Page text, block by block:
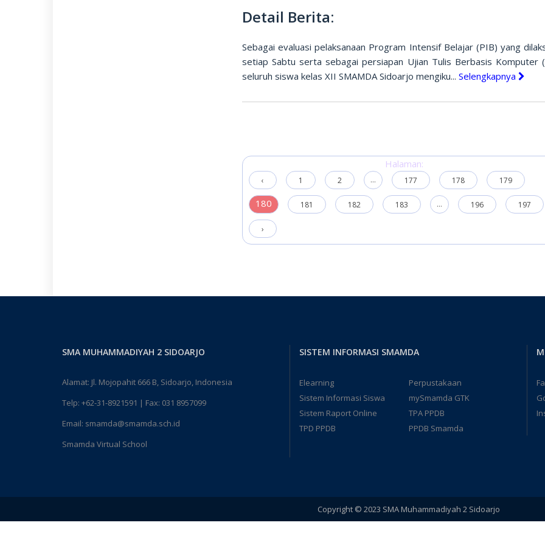
Detail Berita:
Sebagai evaluasi pelaksanaan Program Intensif Belajar (PIB) yang
setiap Sabtu serta sebagai persiapan Ujian Tulis Berbasis Komputer
seluruh siswa kelas XII SMAMDA Sidoarjo mengiku...Selengkapnya
Halaman:
‹ 1 2 ... 177 178 179
180 181 182 183 ... 196 197
›
SMA MUHAMMADIYAH 2 SIDOARJO
Alamat: Jl. Mojopahit 666 B, Sidoarjo, Indonesia
Telp: +62-31-8921591 | Fax: 031 8957099
Email: smamda@smamda.sch.id
Smamda Virtual School
SISTEM INFORMASI SMAMDA
Elearning
Perpustakaan
Sistem Informasi Siswa
mySmamda GTK
Sistem Raport Online
TPA PPDB
TPD PPDB
PPDB Smamda
Copyright © 2023 SMA Muhammadiyah 2 Sidoarjo